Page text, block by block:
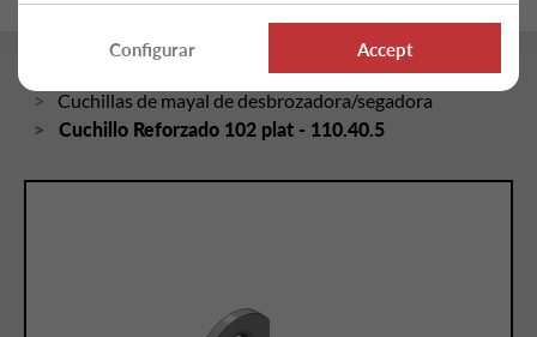
Piezas sueltas de desbrozadora/segadora
Cuchillas de mayal de desbrozadora/segadora
Cuchillo Reforzado 102 plat - 110.40.5
Configurar Accept